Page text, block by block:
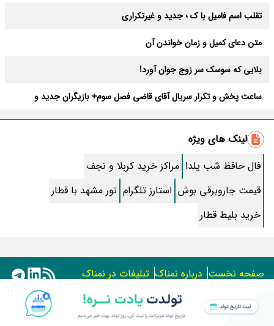
تقلب اسم فامیل با ک ؛ جدید و غیرتکراری
متن دعای کمیل و زمان خواندن آن
بلایی که سوسک سر زوج جوان آورد!
ساعت پخش و تکرار سریال آقای قاضی فصل سوم+ بازیگران جدید و
طرز تهیه سالاد ماکارونی خانگی خوشمزه و لذیذ + آموزش تصویری
طرز تهیه پاستا با سس آلفردو و مرغ فوری + آموزش تصویری پنه
جواب کامل اسم فامیل با “س”
ماه قرمز نشانه آخر دنیا در آسمان ظاهر شد !
معجزات سوره توحید در برآورده شدن سریع حاجت
تقلب اسم فامیل سخت با حرف “چ”
لینک های ویژه
فال حافظ شب یلدا مراکز خرید کربلا و نجف
قیمت جاروبرقی بوش استارز تلگرام تور مشهد با قطار
خرید بلیط قطار
صفحه نخست درباره نمناک تبلیغات در نمناک
استفاده از مطالب اختصاصی سایت نمناک در سایر رسانه ها فقط
با کسب مجوز امکان پذیر است.